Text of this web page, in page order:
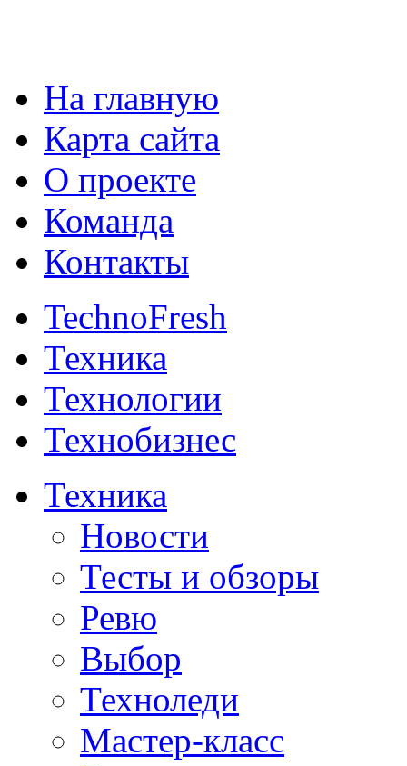
На главную
Карта сайта
О проекте
Команда
Контакты
TechnoFresh
Техника
Технологии
Технобизнес
Техника
Новости
Тесты и обзоры
Ревю
Выбор
Техноледи
Мастер-класс